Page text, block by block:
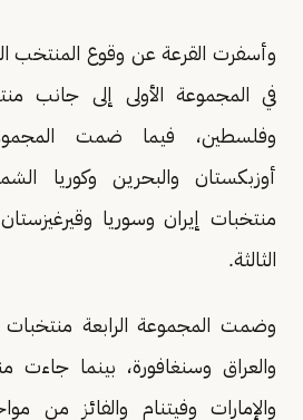
وأسفرت القرعة عن وقوع
في المجموعة الأولى إلى جانب
وفلسطين، فيما ضمت
أوزبكستان والبحرين وكوريا
منتخبات إيران وسوريا
الثالثة.
وضمت المجموعة الرابعة منتخبات
والعراق وسنغافورة، بينما جاءت
والإمارات وفيتنام والفائز من